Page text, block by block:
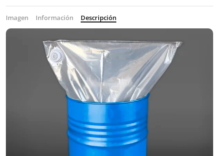
Imagen Información Descripción